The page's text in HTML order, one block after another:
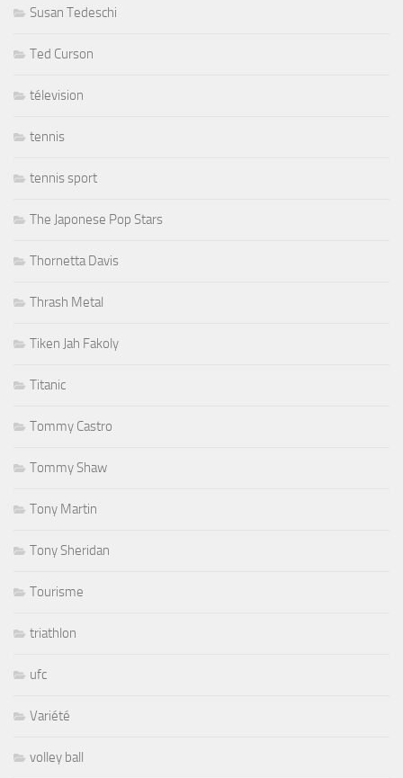
Susan Tedeschi
Ted Curson
télevision
tennis
tennis sport
The Japonese Pop Stars
Thornetta Davis
Thrash Metal
Tiken Jah Fakoly
Titanic
Tommy Castro
Tommy Shaw
Tony Martin
Tony Sheridan
Tourisme
triathlon
ufc
Variété
volley ball